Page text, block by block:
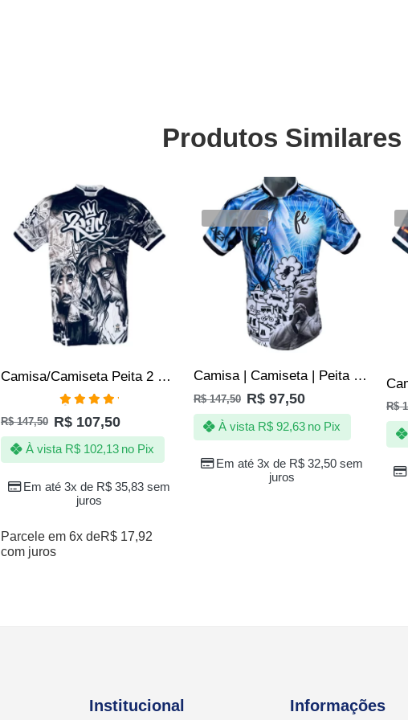
Produtos Similares
Camisa/Camiseta Peita 2 Pac Tupac Hip Hop Rap Rapper
Avaliação
5.00de 5
R$147,50 R$ 107,50
Em até 3x de R$ 35,83 sem
juros
À vista R$102,13 no Pix
Parcele em 6x deR$ 17,92
com juros
SALE
VENDIDOS
Camisa | Camiseta | Peita Reveillon na Quebrada – Ano Novo
R$147,50 R$ 97,50
Em até 3x de R$ 32,50 sem
juros
À vista R$92,63 no Pix
R$
Institucional Informações